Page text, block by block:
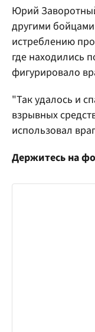
Юрий
другими
истреблению
где находились
фигурировало
"Так удалось и
взрывных
использовал
Держитесь на